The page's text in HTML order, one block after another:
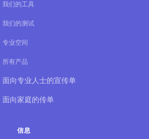
我们的工具
我们的测试
专业空间
所有产品
面向专业人士的宣传单
面向家庭的传单
信息